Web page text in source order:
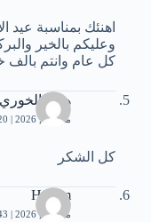
اهنئك بمناسبة عيد
وعليكم بالخير
كل عام وانتم بالف
هدى الخوري
مايو 25, 2026 | 6:20 م
كل الشكر
Husam
مايو 26, 2026 | 2:43 ص